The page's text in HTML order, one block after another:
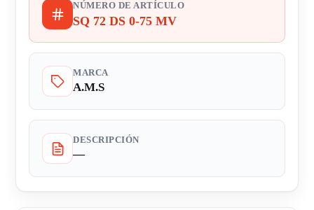
NÚMERO DE ARTÍCULO
SQ 72 DS 0-75 MV
MARCA
A.M.S
DESCRIPCIÓN
—